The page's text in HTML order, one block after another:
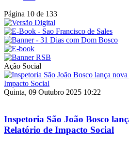
Página 10 de 133
Ação Social
Quinta, 09 Outubro 2025 10:22
Inspetoria São João Bosco
Relatório de Impacto Social